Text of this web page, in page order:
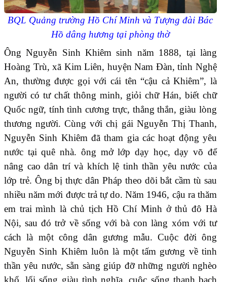
BQL Quảng trường Hồ Chí Minh và Tượng đài Bác
Hồ dâng hương tại phòng thờ
Ông Nguyễn Sinh Khiêm sinh năm 1888, tại làng
Hoàng Trù, xã Kim Liên, huyện Nam Đàn, tỉnh Nghệ
An, thường được gọi với cái tên “cậu cả Khiêm”, là
người có tư chất thông minh, giỏi chữ Hán, biết chữ
Quốc ngữ, tính tình cương trực, thẳng thắn, giàu lòng
thương người. Cùng với chị gái Nguyễn Thị Thanh,
Nguyễn Sinh Khiêm đã tham gia các hoạt động yêu
nước tại quê nhà. ông mở lớp dạy học, dạy võ để
nâng cao dân trí và khích lệ tinh thần yêu nước của
lớp trẻ. Ông bị thực dân Pháp theo dõi bắt cầm tù sau
nhiều năm mới được trả tự do. Năm 1946, cậu ra thăm
em trai mình là chủ tịch Hồ Chí Minh ở thủ đô Hà
Nội, sau đó trở về sống với bà con làng xóm với tư
cách là một công dân gương mẫu. Cuộc đời ông
Nguyễn Sinh Khiêm luôn là một tấm gương về tinh
thần yêu nước, sẵn sàng giúp đỡ những người nghèo
khổ, lối sống giàu tình nghĩa, cuộc sống thanh bạch